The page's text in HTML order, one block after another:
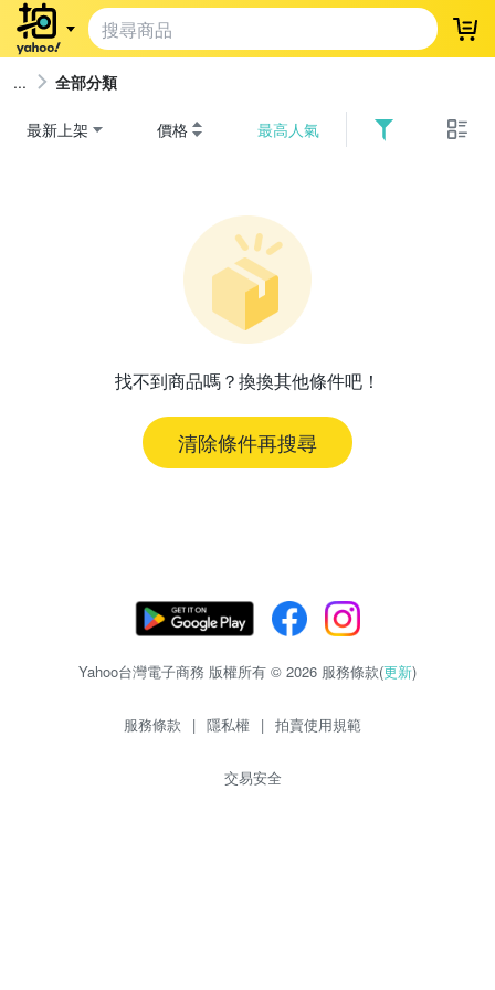
登
全部分類
最新上架 價格 最高人氣
找不到商品嗎？換換其他條件吧！
清除條件再搜尋
Yahoo台灣電子商務 版權所有 © 2026 服務條款(更新)
服務條款 | 隱私權 | 拍賣使用規範
交易安全